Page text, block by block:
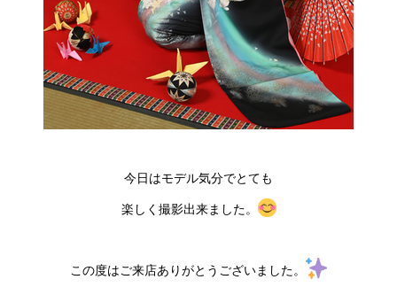
今日はモデル気分でとても
楽しく撮影出来ました。
この度はご来店ありがとうございました。